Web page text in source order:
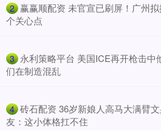
2 赢赢顺配资 未官宣已刷屏！广州
个关心点
3 永利策略平台 美国ICE再开枪击中
们在制造混乱
4 砖石配资 36岁新娘人高马大满臂
友：这小体格扛不住